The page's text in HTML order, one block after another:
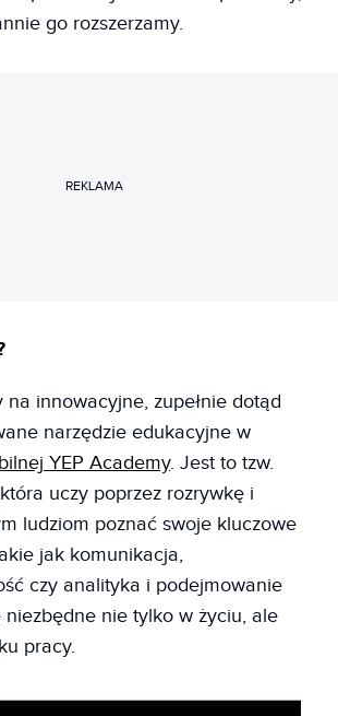
go rozszerzamy.
REKLAMA
na innowacyjne, zupełnie dotąd
narzędzie edukacyjne w
YEP Academy. Jest to tzw.
uczy poprzez rozrywkę i
ludziom poznać swoje kluczowe
jak komunikacja,
czy analityka i podejmowanie
niezbędne nie tylko w życiu, ale
pracy.